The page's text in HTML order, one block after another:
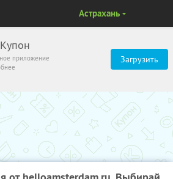
приложение
Загрузить
Астрахань